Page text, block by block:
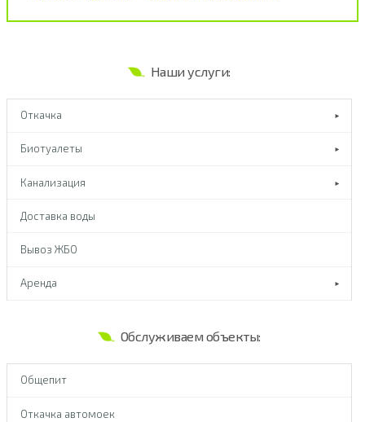
Наши услуги:
Откачка
Биотуалеты
Канализация
Доставка воды
Вывоз ЖБО
Аренда
Обслуживаем объекты:
Общепит
Откачка автомоек